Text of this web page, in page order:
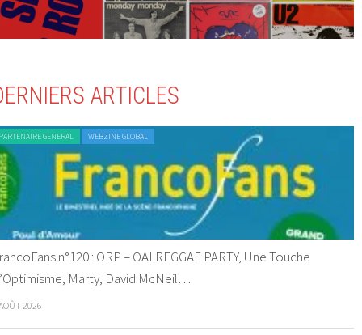
ARTICLES
GENERAL WEBZINE GLOBAL
n°120 : ORP – OAI REGGAE PARTY, Une Touche
Marty, David McNeil…
2026